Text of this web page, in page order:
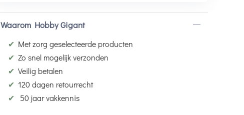
Waarom Hobby Gigant
✔ Met zorg geselecteerde producten
✔ Zo snel mogelijk verzonden
✔ Veilig betalen
✔ 120 dagen retourrecht
✔
50 jaar vakkennis